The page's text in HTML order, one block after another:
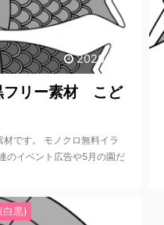
2020/4/13
フリー素材 こど
です。 モノクロ無料イラ
のイベント広告や5月の園だ
白黒)